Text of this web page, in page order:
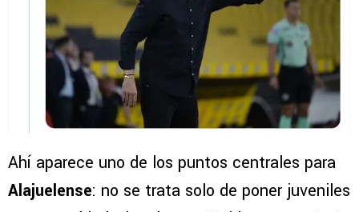
Ahí aparece uno de los puntos centrales para
Alajuelense: no se trata solo de poner juveniles